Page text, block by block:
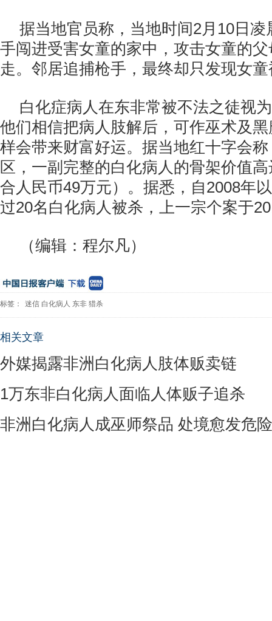
据当地官员称，当地时间2月10日
手闯进受害女童的家中，攻击女童的
走。邻居追捕枪手，最终却只发现女
白化症病人在东非常被不法之徒视
他们相信把病人肢解后，可作巫术及
样会带来财富好运。 据当地红十字会
区，一副完整的白化病人的骨架价值
合人民币49万元）。据悉， 自2008年
过20名白化病人被杀，上一宗个案于
（编辑：程尔凡）
标签： 迷信 白化病人 东非 猎杀
相关文章
外媒揭露非洲白化病人肢体贩卖链
1万东非白化病人面临人体贩子追杀
非洲白化病人成巫师祭品 处境愈发危险